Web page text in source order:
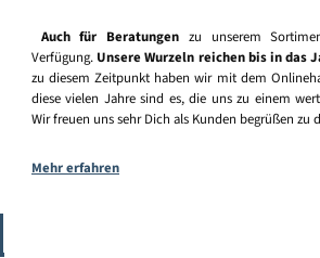
Auch für Beratungen zu unserem
Verfügung. Unsere Wurzeln reichen bis in das
zu diesem Zeitpunkt haben wir mit dem
diese vielen Jahre sind es, die uns zu einem
Wir freuen uns sehr Dich als Kunden begrüßen zu
Mehr erfahren